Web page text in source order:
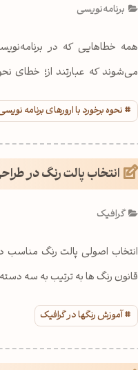
برنامه‌نویسی
همه خطاهایی که در
می‌شوند که عبارتند از؛ خطای
منطقی.
نحوه برخورد با ارورهای برنامه
انتخاب پالت رنگ در
گرافیک
قانون رنگ ها به ترتیب به سه
آموزش رنگها در گرافیک